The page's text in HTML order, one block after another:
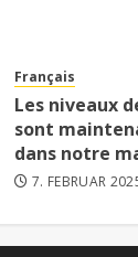
Français
Les niveaux
sont
dans notre
7. FEBRUAR